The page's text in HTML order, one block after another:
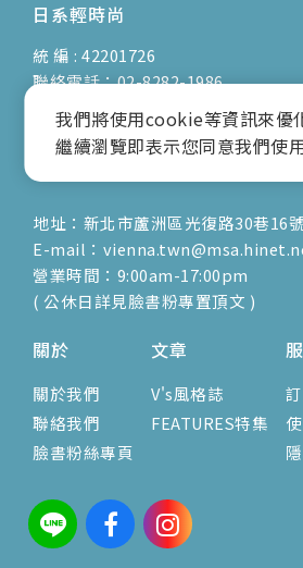
日系輕時尚
統 編 : 42201726
聯絡電話：02-8282-1986
行動電話：0917-904-677
( 客服陳小姐 )
地址：新北市蘆洲區光復路30巷16
E-mail：
營業時間：9:00am-17:00pm
( 公休日詳見臉書粉專置頂文 )
關於
關於我們
聯絡我們
臉書粉絲專頁
文章
V's風格誌
FEATURES特集
我們將使用cookie等資訊來優
繼續瀏覽即表示您同意我們使